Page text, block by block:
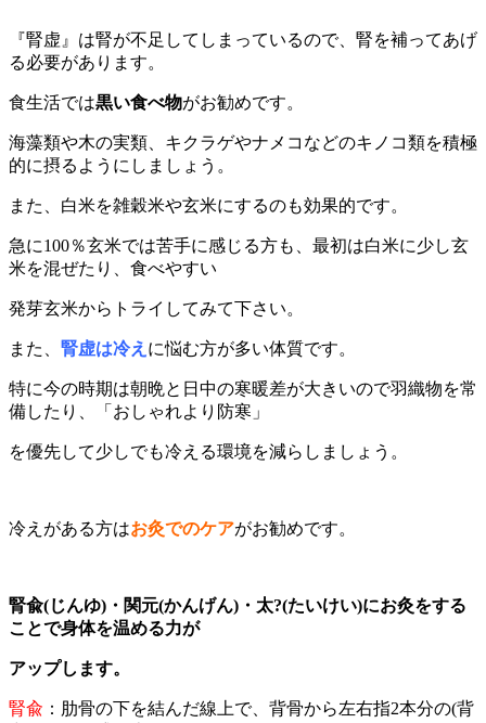
『腎虚』は腎が不足してしまっているので、腎を補ってあげ
る必要があります。
食生活では黒い食べ物がお勧めです。
海藻類や木の実類、キクラゲやナメコなどのキノコ類を積極
的に摂るようにしましょう。
また、白米を雑穀米や玄米にするのも効果的です。
急に100％玄米では苦手に感じる方も、最初は白米に少し玄
米を混ぜたり、食べやすい
発芽玄米からトライしてみて下さい。
また、 腎虚は冷え に悩む方が多い体質です。
特に今の時期は朝晩と日中の寒暖差が大きいので羽織物を常
備したり、「おしゃれより防寒」
を優先して少しでも冷える環境を減らしましょう。
冷えがある方はお灸でのケアがお勧めです。
腎兪(じんゆ)・関元(かんげん)・太?(たいけい)にお灸をする
ことで身体を温める力が
アップします。
腎兪 ：肋骨の下を結んだ線上で、背骨から左右指2本分の(背